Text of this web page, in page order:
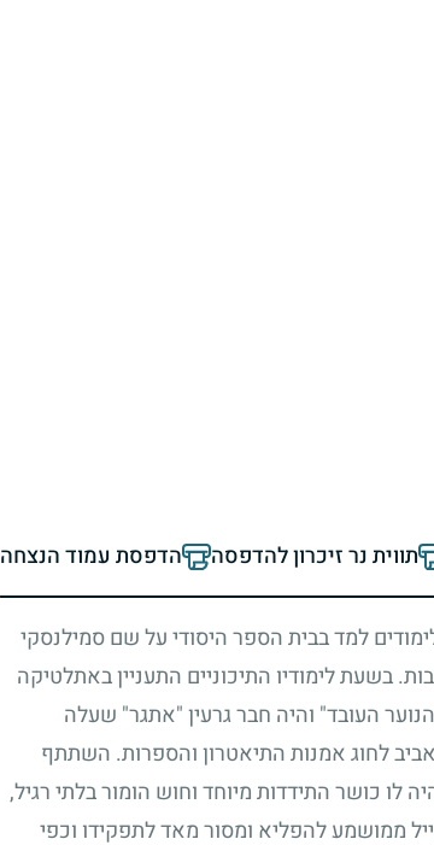
תווית נר זיכרון להדפסה הדפסת עמוד הנצחה
למד בבית הספר היסודי על שם סמילנסקי
בשעת לימודיו התיכוניים התעניין באתלטיקה
העובד" והיה חבר גרעין "אתגר" שעלה
לחוג אמנות התיאטרון והספרות. השתתף
לו כושר התידדות מיוחד וחוש הומור בלתי רגיל,
ממושמע להפליא ומסור מאד לתפקידו וכפי